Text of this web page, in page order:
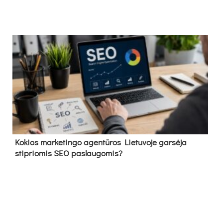
Kokios marketingo agentūros Lietuvoje garsėja
stipriomis SEO paslaugomis?